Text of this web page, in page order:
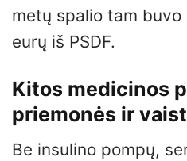
metų spalio tam buvo
eurų iš PSDF.
Kitos medicinos
priemonės ir
Be insulino pompų,